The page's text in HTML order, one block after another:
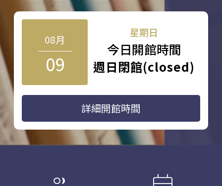
08月
09
星期日
今日開館時間
週日閉館(closed)
詳細開館時間